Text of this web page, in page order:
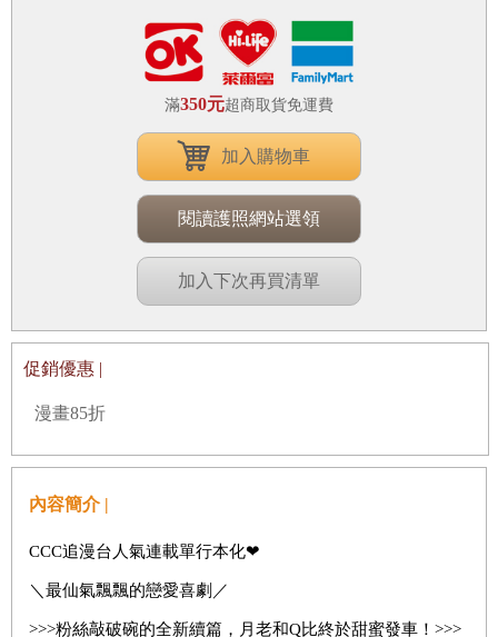
滿350元超商取貨免運費
加入購物車
閱讀護照網站選領
加入下次再買清單
促銷優惠 |
漫畫85折
內容簡介 |
CCC追漫台人氣連載單行本化❤
＼最仙氣飄飄的戀愛喜劇／
>>>粉絲敲破碗的全新續篇，月老和Q比終於甜蜜發車！>>>